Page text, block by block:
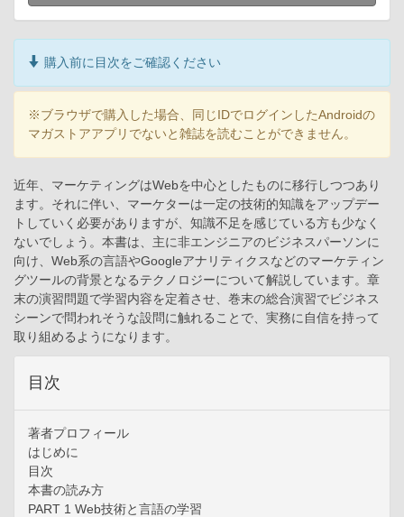
購入前に目次をご確認ください
※ブラウザで購入した場合、同じIDでログインしたAndroidの
マガストアアプリでないと雑誌を読むことができません。
近年、マーケティングはWebを中心としたものに移行しつつあり
ます。それに伴い、マーケターは一定の技術的知識をアップデー
トしていく必要がありますが、知識不足を感じている方も少なく
ないでしょう。本書は、主に非エンジニアのビジネスパーソンに
向け、Web系の言語やGoogleアナリティクスなどのマーケティン
グツールの背景となるテクノロジーについて解説しています。章
末の演習問題で学習内容を定着させ、巻末の総合演習でビジネス
シーンで問われそうな設問に触れることで、実務に自信を持って
取り組めるようになります。
目次
著者プロフィール
はじめに
目次
本書の読み方
PART 1 Web技術と言語の学習